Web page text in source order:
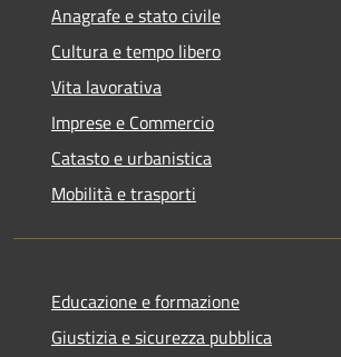
Anagrafe e stato civile
Cultura e tempo libero
Vita lavorativa
Imprese e Commercio
Catasto e urbanistica
Mobilità e trasporti
Educazione e formazione
Giustizia e sicurezza pubblica